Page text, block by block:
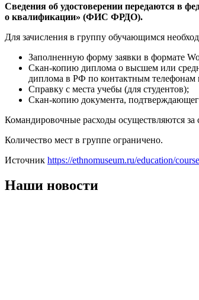
Сведения об удостоверении передаются в
о квалификации» (ФИС ФРДО).
Для зачисления в группу обучающимся
Заполненную форму заявки в формате
Скан-копию диплома о высшем или
диплома в РФ по контактным телефонам
Справку с места учебы (для студентов);
Скан-копию документа,
Командировочные расходы осуществляются
Количество мест в группе ограничено.
Источник https://ethnomuseum.ru/education/
Наши новости